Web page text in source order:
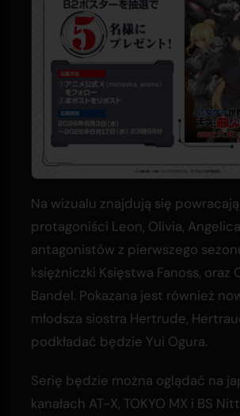
Na wizualu znajdują się
protagoniści Leon, Olivia,
antagonistów z pierwszego
księżniczki Księstwa Fanoss, oraz
Bandel. Pokazana jest również
młodsza siostra Hertrude,
podkładać będzie Yui Ogura.
Serię będzie można oglądać na
kanałach AT-X, TOKYO MX i BS